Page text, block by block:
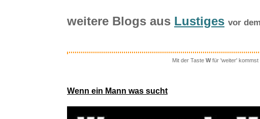
weitere Blogs aus Lustiges vor
Mit der Taste Wfür 'weiter' kommst
Wenn ein Mann was sucht